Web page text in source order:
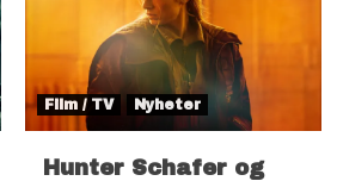
Film / TV Nyheter
Hunter Schafer og